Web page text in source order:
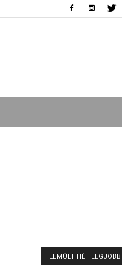
ELMÚLT HÉT LEGJOBB